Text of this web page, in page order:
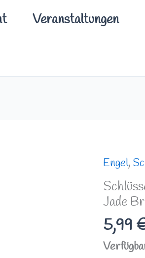
Veranstaltungen
Engel,
Jade
5,99
Engel
Jade
Bronzit
Braun